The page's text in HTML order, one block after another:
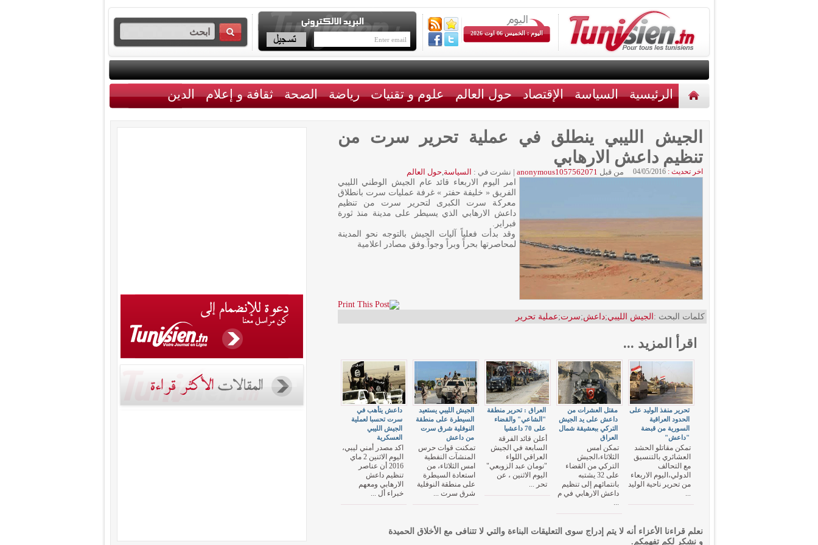
اليوم : الخميس 06 اوت 2026
الرئيسية السياسة الإقتصاد حول العالم علوم و تقنيات رياضة الصحة ثقافة و إعلام الدين
الجيش الليبي ينطلق في عملية تحرير سرت من
تنظيم داعش الارهابي
اخر تحديث : 04/05/2016 من قبل anonymous1057562071
| نشرت في : السياسة,حول العالم
امر اليوم الاربعاء قائد عام الجيش الوطني الليبي
الفريق « خليفة حفتر » غرفة عمليات سرت بانطلاق
معركة سرت الكبرى لتحرير سرت من تنظيم
داعش الارهابي الذي يسيطر على مدينة منذ ثورة
فبراير.
وقد بدأت فعلياً آليات الجيش بالتوجه نحو المدينة
لمحاصرتها بحراً وبراً وجواً.وفق مصادر اعلامية
كلمات البحث : الجيش الليبي;داعش;سرت;عملية تحرير
اقرأ المزيد ...
داعش يتأهب في
سرت تحسبا لعملية
الجيش الليبي
العسكرية
اكد مصدر أمني ليبي،
اليوم الاثنين 2 ماي
2016 أن عناصر
تنظيم داعش
الارهابي ومعهم
خبراء أل ...
الجيش الليبي يستعيد
السيطرة على منطقة
النوفلية شرق سرت
من داعش
تمكنت قوات حرس
المنشآت النفطية
امس الثلاثاء، من
استعادة السيطرة
على منطقة النوفلية
شرق سرت ...
العراق : تحرير منطقة
"الشاعي" والقضاء
على 70 داعشيا
أعلن قائد الفرقة
السابعة في الجيش
العراقي اللواء
"نومان عبد الزوبعي"
اليوم الاثنين ، عن
تحر ...
مقتل العشرات من
داعش على يد الجيش
التركي ببعشيقة شمال
العراق
تمكن امس
الثلاثاء،الجيش
التركي من القضاء
على 32 يشتبه
بانتمائهم إلى تنظيم
داعش الارهابي في م
...
تحرير منفذ الوليد على
الحدود العراقية
السورية من قبضة
"داعش"
تمكن مقاتلو الحشد
العشائري بالتنسيق
مع التحالف
الدولي،اليوم الاربعاء
من تحرير ناحية الوليد
...
نعلم قراءنا الأعزاء أنه لا يتم إدراج سوى التعليقات البناءة والتي لا تتنافى مع الأخلاق الحميدة
و نشكر لكم تفهمكم.